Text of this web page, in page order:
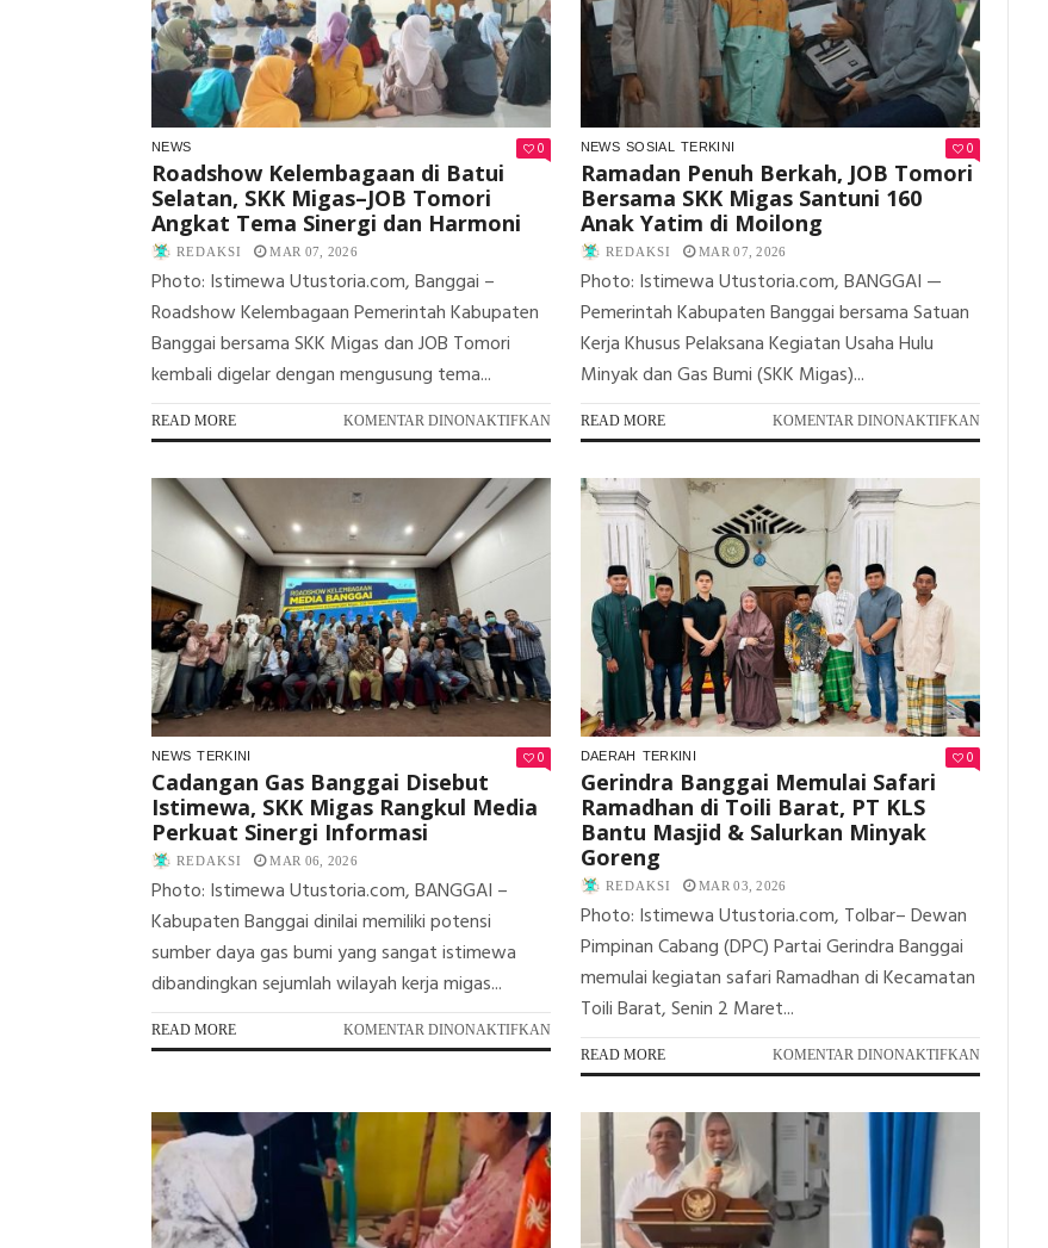
PAKOWA,
PAGIMANA
NEWS 0
Roadshow Kelembagaan di Batui
Selatan, SKK Migas–JOB Tomori
Angkat Tema Sinergi dan Harmoni
REDAKSI MAR 07, 2026
Photo: Istimewa Utustoria.com, Banggai –
Roadshow Kelembagaan Pemerintah Kabupaten
Banggai bersama SKK Migas dan JOB Tomori
kembali digelar dengan mengusung tema...
READ MORE KOMENTAR DINONAKTIFKANPADA
ROADSHOW
DI
TOMORI
ANGKAT
SINERGI
DAN
HARMONI
NEWS SOSIAL TERKINI 0
Ramadan Penuh Berkah, JOB Tomori
Bersama SKK Migas Santuni 160
Anak Yatim di Moilong
REDAKSI MAR 07, 2026
Photo: Istimewa Utustoria.com, BANGGAI —
Pemerintah Kabupaten Banggai bersama Satuan
Kerja Khusus Pelaksana Kegiatan Usaha Hulu
Minyak dan Gas Bumi (SKK Migas)...
READ MORE KOMENTAR DINONAKTIFKANPADA
RAMADAN
JOB
YATIM
DI
MOILONG
NEWS TERKINI 0
Cadangan Gas Banggai Disebut
Istimewa, SKK Migas Rangkul Media
Perkuat Sinergi Informasi
REDAKSI MAR 06, 2026
Photo: Istimewa Utustoria.com, BANGGAI –
Kabupaten Banggai dinilai memiliki potensi
sumber daya gas bumi yang sangat istimewa
dibandingkan sejumlah wilayah kerja migas...
READ MORE KOMENTAR DINONAKTIFKANPADA
CADANGAN
DISEBUT
ISTIMEWA,
SKK
RANGKUL
DAERAH TERKINI 0
Gerindra Banggai Memulai Safari
Ramadhan di Toili Barat, PT KLS
Bantu Masjid & Salurkan Minyak
Goreng
REDAKSI MAR 03, 2026
Photo: Istimewa Utustoria.com, Tolbar– Dewan
Pimpinan Cabang (DPC) Partai Gerindra Banggai
memulai kegiatan safari Ramadhan di Kecamatan
Toili Barat, Senin 2 Maret...
READ MORE KOMENTAR DINONAKTIFKANPADA
GERINDRA